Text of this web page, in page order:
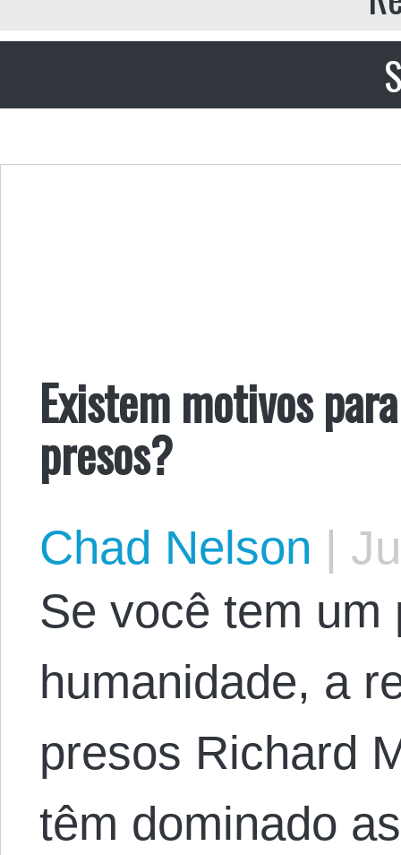
Existem motivos
presos?
Chad Nelson |
Se você tem um
humanidade, a
presos Richard
têm dominado